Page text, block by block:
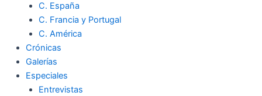
C. España
C. Francia y Portugal
C. América
Crónicas
Galerías
Especiales
Entrevistas